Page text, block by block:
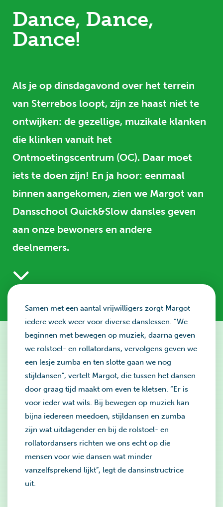
Dance, Dance,
Dance!
Als je op dinsdagavond over het terrein
van Sterrebos loopt, zijn ze haast niet te
ontwijken: de gezellige, muzikale klanken
die klinken vanuit het
Ontmoetingscentrum (OC). Daar moet
iets te doen zijn! En ja hoor: eenmaal
binnen aangekomen, zien we Margot van
Dansschool Quick&Slow dansles geven
aan onze bewoners en andere
deelnemers.
Samen met een aantal vrijwilligers zorgt Margot
iedere week weer voor diverse danslessen. “We
beginnen met bewegen op muziek, daarna geven
we rolstoel- en rollatordans, vervolgens geven we
een lesje zumba en ten slotte gaan we nog
stijldansen”, vertelt Margot, die tussen het dansen
door graag tijd maakt om even te kletsen. “Er is
voor ieder wat wils. Bij bewegen op muziek kan
bijna iedereen meedoen, stijldansen en zumba
zijn wat uitdagender en bij de rolstoel- en
rollatordansers richten we ons echt op die
mensen voor wie dansen wat minder
vanzelfsprekend lijkt”, legt de dansinstructrice
uit.